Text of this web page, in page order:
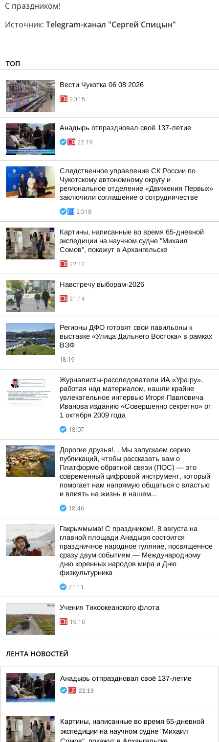
С праздником!
Источник: Telegram-канал "Сергей Спицын"
ТОП
Вести Чукотка 06 08 2026
20:15
Анадырь отпраздновал своё 137-летие
22:19
Следственное управление СК России по
Чукотскому автономному округу и
региональное отделение «Движения Первых»
заключили соглашение о сотрудничестве
20:18
Картины, написанные во время 65-дневной
экспедиции на научном судне "Михаил
Сомов", покажут в Архангельске
22:12
Навстречу выборам-2026
21:14
Регионы ДФО готовят свои павильоны к
выставке «Улица Дальнего Востока» в рамках
ВЭФ
18:19
Журналисты-расследователи ИА «Ура.ру»,
работая над материалом, нашли крайне
увлекательное интервью Игоря Павловича
Иванова изданию «Совершенно секретно» от
1 октября 2009 года
18:07
Дорогие друзья!. . Мы запускаем серию
публикаций, чтобы рассказать вам о
Платформе обратной связи (ПОС) — это
современный цифровой инструмент, который
помогает нам напрямую общаться с властью
и влиять на жизнь в нашем...
18:46
Гакрычмыма! С праздником!. 8 августа на
главной площади Анадыря состоится
праздничное народное гуляние, посвященное
сразу двум событиям — Международному
дню коренных народов мира и Дню
физкультурника
21:11
Учения Тихоокеанского флота
19:10
ЛЕНТА НОВОСТЕЙ
Анадырь отпраздновал своё 137-летие
22:19
Картины, написанные во время 65-дневной
экспедиции на научном судне "Михаил